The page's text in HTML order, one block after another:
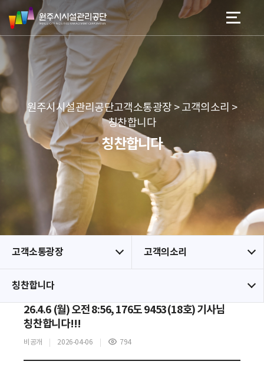
네
이
션
본문 바로가기
메뉴 바로가기
원
주
시
시
설
관
리
공
단
원주시시설관리공단고객소통광장 > 고객의소리 >
칭찬합니다
칭찬합니다
고객소통광장 고객의소리
칭찬합니다
26.4.6 (월) 오전 8:56, 176도 9453(18호) 기사님
칭찬합니다!!!
비공개 2026-04-06 794